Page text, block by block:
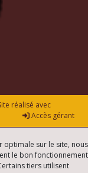
réalisé avec
Accès gérant
optimale sur le site, nous
le bon fonctionnement
tiers utilisent